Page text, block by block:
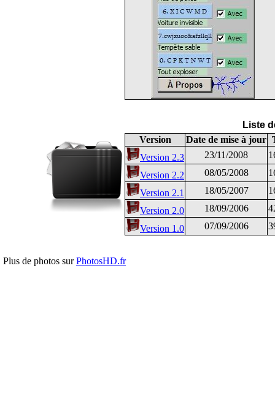
Liste
Version
Date de mise à jour
Version 2.3
23/11/2008
Version 2.2
08/05/2008
Version 2.1
18/05/2007
Version 2.0
18/09/2006
Version 1.0
07/09/2006
Plus de photos surPhotosHD.fr